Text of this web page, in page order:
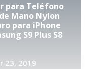
para Teléfono
Mano Nylon
para iPhone
S9 Plus S8
23, 2019